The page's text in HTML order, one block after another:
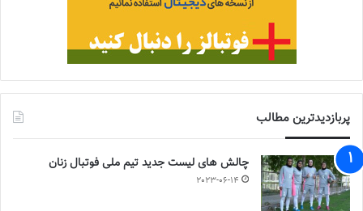
پربازدیدترین مطالب
چالش هاى ليست جدید تيم ملى فوتبال زنان
2023-06-14